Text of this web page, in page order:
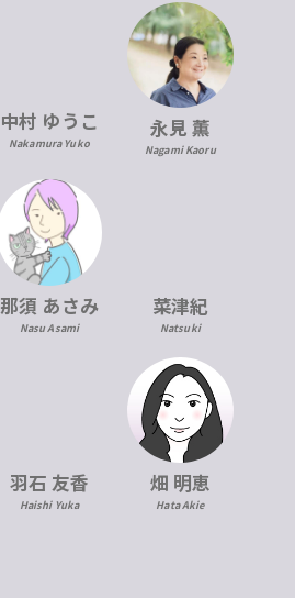
中村 ゆうこ
Nakamura Yuko
永見 薫
Nagami Kaoru
那須 あさみ
Nasu Asami
菜津紀
Natsuki
羽石 友香
Haishi Yuka
畑 明恵
Hata Akie